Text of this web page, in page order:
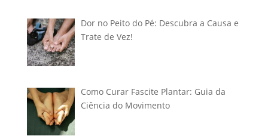
Dor no Peito do Pé: Descubra a Causa e
Trate de Vez!
Como Curar Fascite Plantar: Guia da
Ciência do Movimento